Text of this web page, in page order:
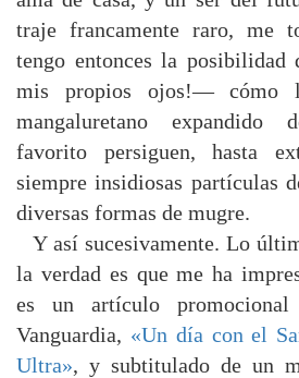
traje francamente raro, me
tengo entonces la posibilidad
mis propios ojos!— cómo
mangaluretano expandido
favorito persiguen, hasta
siempre insidiosas partículas
diversas formas de mugre.
Y así sucesivamente. Lo
la verdad es que me ha
es un artículo
Vanguardia, «Un día con el
Ultra», y subtitulado de un